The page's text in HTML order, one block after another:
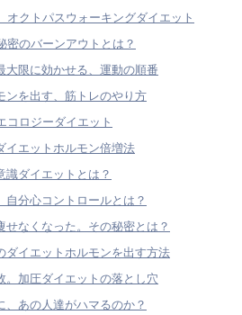
オクトパスウォーキングダイエット
密のバーンアウトとは？
大限に効かせる、運動の順番
ンを出す、筋トレのやり方
コロジーダイエット
イエットホルモン倍増法
識ダイエットとは？
自分心コントロールとは？
せなくなった。その秘密とは？
ダイエットホルモンを出す方法
。加圧ダイエットの落とし穴
、あの人達がハマるのか？